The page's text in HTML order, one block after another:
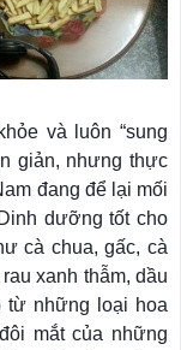
và luôn “sung
giản, nhưng thực
đang để lại mối
dưỡng tốt cho
cà chua, gấc, cà
xanh thẫm, dầu
những loại hoa
mắt của những